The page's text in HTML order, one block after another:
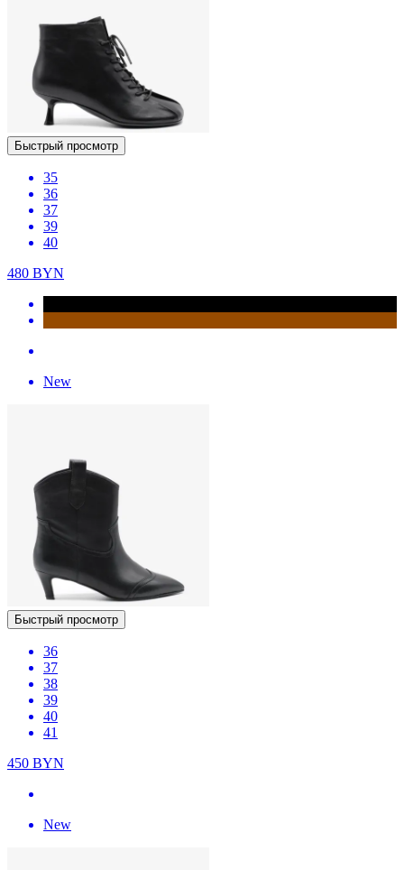
Быстрый просмотр
35
36
37
39
40
480 BYN
New
Быстрый просмотр
36
37
38
39
40
41
450 BYN
New